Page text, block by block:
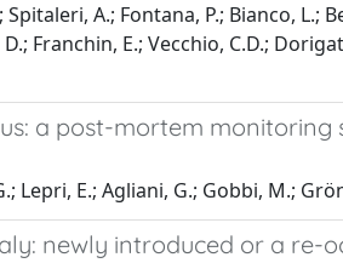
A.; Fontana, P.; Bianco, L.;
Franchin, E.; Vecchio, C.D.;
a post-mortem
Lepri, E.; Agliani, G.; Gobbi, M.;
newly introduced or a